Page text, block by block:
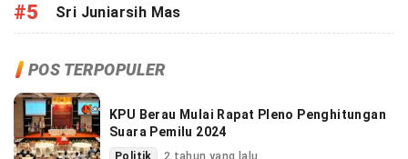
#5 Sri Juniarsih Mas
POS TERPOPULER
KPU Berau Mulai Rapat Pleno Penghitungan
Suara Pemilu 2024
Politik 2 tahun yang lalu